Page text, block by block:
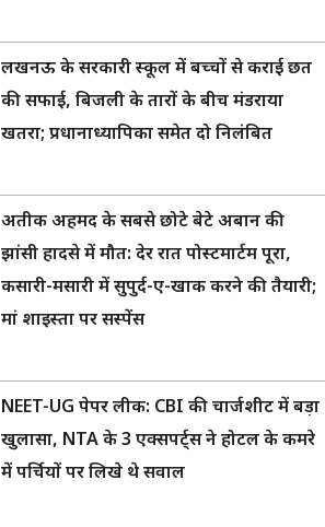
लखनऊ के सरकारी स्कूल में बच्चों से कराई छत
की सफाई, बिजली के तारों के बीच मंडराया
खतरा; प्रधानाध्यापिका समेत दो निलंबित
अतीक अहमद के सबसे छोटे बेटे अबान की
झांसी हादसे में मौत: देर रात पोस्टमार्टम पूरा,
कसारी-मसारी में सुपुर्द-ए-खाक करने की तैयारी;
मां शाइस्ता पर सस्पेंस
NEET-UG पेपर लीक: CBI की चार्जशीट में बड़ा
खुलासा, NTA के 3 एक्सपर्ट्स ने होटल के कमरे
में पर्चियों पर लिखे थे सवाल